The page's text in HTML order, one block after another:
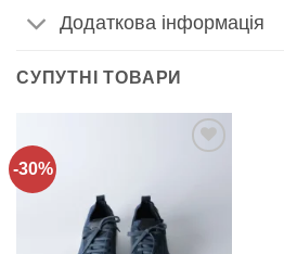
Додаткова інформація
СУПУТНІ ТОВАРИ
-30%